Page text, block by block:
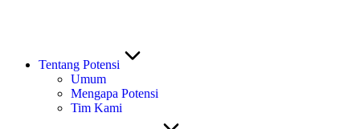
Tentang Potensi
Umum
Mengapa Potensi
Tim Kami